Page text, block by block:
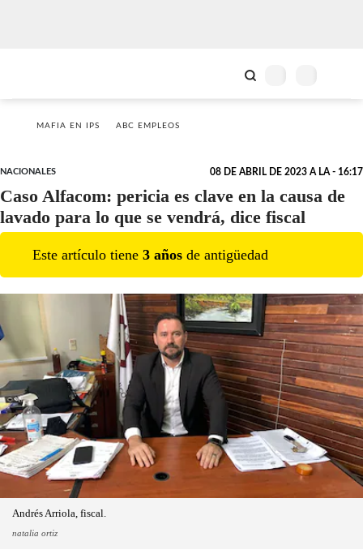
MAFIA EN IPS ABC EMPLEOS
NACIONALES 08 DE ABRIL DE 2023 A LA - 16:17
Caso Alfacom: pericia es clave en la causa de
lavado para lo que se vendrá, dice fiscal
Este artículo tiene 3 años de antigüedad
Andrés Arriola, fiscal.
natalia ortiz